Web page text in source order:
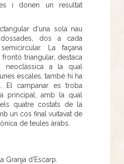
i donen un resultat
d'una sola nau
dos a cada
La façana
triangular, destaca
neoclàssica a la qual
escales, també hi ha
El campanar es troba
principal, amb la qual
quatre costats de la
un cos final vuitavat de
de teules àrabs.
Granja d'Escarp.